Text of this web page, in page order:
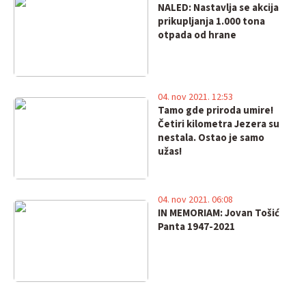
NALED: Nastavlja se akcija
prikupljanja 1.000 tona
otpada od hrane
Tamo gde priroda umire!
Četiri kilometra Jezera su
nestala. Ostao je samo
užas!
04. nov 2021. 12:53
IN MEMORIAM: Jovan Tošić
Panta 1947-2021
04. nov 2021. 06:08